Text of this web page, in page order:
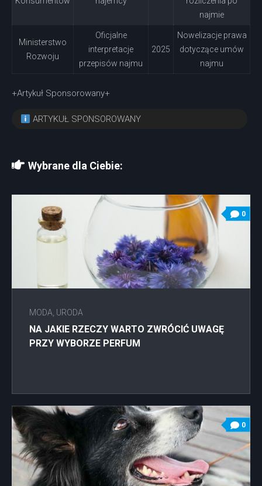
najmie
Ministerstwo
Rozwoju
Oficjalne
interpretacje
przepisów najmu
2025
Nowelizacje prawa
dotyczące umów
najmu
+Artykuł Sponsorowany+
ARTYKUŁ SPONSOROWANY
Wybrane dla Ciebie:
0
MODA, URODA
NA JAKIE RZECZY WARTO ZWRÓCIĆ UWAGĘ
PRZY WYBORZE PERFUM
0